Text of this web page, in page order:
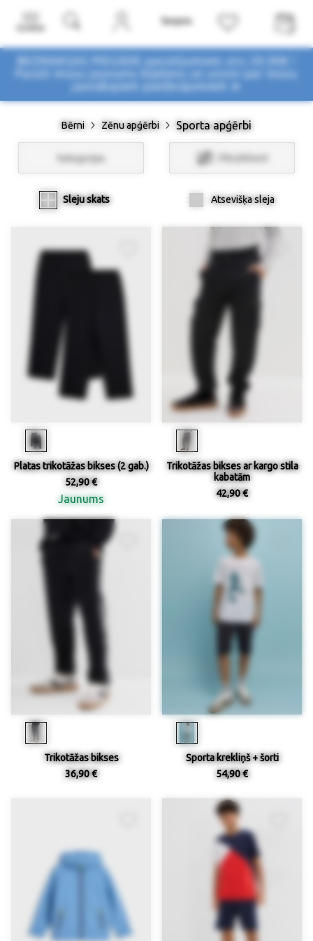
BEZMAKSAS PIEGĀDE pasūtījumiem virs 29,90€ !
Pasūti mūsu jaunumu biļetenu un uzzini par mūsu
Bērni Zēnu apģērbi Sporta apģērbi
Kategorijas Filtri/Atlasīt
Sleju skats Atsevišķa sleja
Platas trikotāžas bikses (2 gab.)
52,90 €
Jaunums
Trikotāžas bikses ar kargo stila
kabatām
42,90 €
Trikotāžas bikses
36,90 €
Sporta krekliņš + šorti
54,90 €